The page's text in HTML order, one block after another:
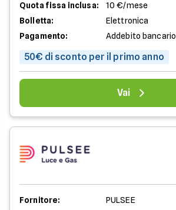
Quota fissa inclusa:
10 €/mese
Bolletta:
Elettronica
Pagamento:
Addebito bancario
50€ di sconto per il primo anno
Vai
Fornitore:
PULSEE